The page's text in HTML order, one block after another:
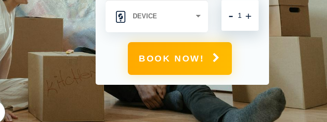
+
-
BOOK NOW!